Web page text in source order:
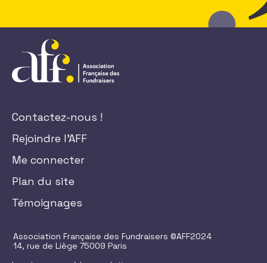
Contactez-nous !
Rejoindre l'AFF
Me connecter
Plan du site
Témoignages
Association Française des Fundraisers ©AFF2024
14, rue de Liège 75009 Paris